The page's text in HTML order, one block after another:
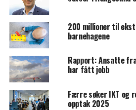
200 millioner til
barnehagene
Rapport: Ansatte
har fått jobb
Færre søker IKT og
opptak 2025